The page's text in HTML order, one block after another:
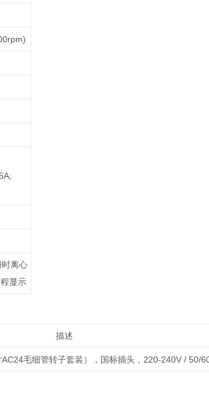
离心
显示
描述
毛细管转子套装），国标插头，220-240V / 50/